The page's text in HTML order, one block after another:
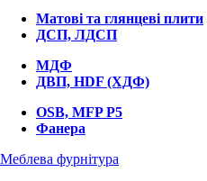
Матові та глянцеві плити
ДСП, ЛДСП
МДФ
ДВП, HDF (ХДФ)
OSB, MFP P5
Фанера
Меблева фурнітура